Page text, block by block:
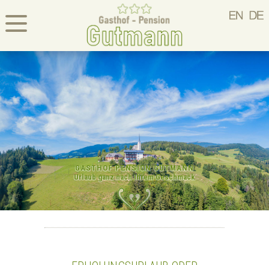
GASTHOF PENSION GUTMANN
Urlaub ganz nach Ihrem Geschmack